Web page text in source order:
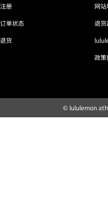
注册
订单状态
退货
网站
退货
政策
© lululemon